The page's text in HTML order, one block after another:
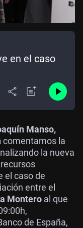
en el caso
Manso,
comentamos la
la nueva
el caso de
entre el
Montero al que
de España,